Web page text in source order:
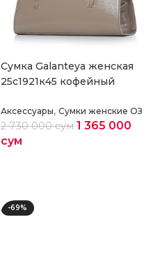
Cумка Galanteya женская
25с1921к45 кофейный
Аксессуары, Сумки женские ОЗ
2 730 000сум 1 365 000
сум
-69%